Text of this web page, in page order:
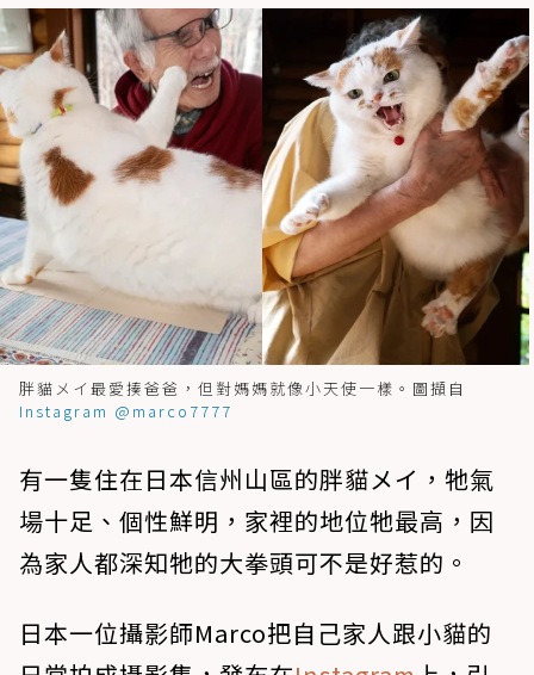
胖貓メイ最愛揍爸爸，但對媽媽就像小天使一樣。圖擷自
Instagram @marco7777
有一隻住在日本信州山區的胖貓メイ，牠氣
場十足、個性鮮明，家裡的地位牠最高，因
為家人都深知牠的大拳頭可不是好惹的。
日本一位攝影師Marco把自己家人跟小貓的